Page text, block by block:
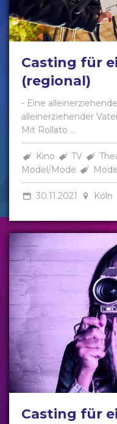
Casting für
(regional)
- Eine
alleinerziehender
Mit Rollato ...
Kino TV
Model/Mode
30.11.2021 Köln
Casting für